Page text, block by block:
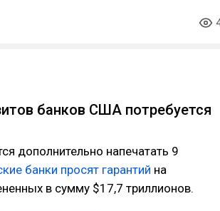
банков США потребуется
дополнительно напечатать 9
банки просят гарантий на
в сумму $17,7 триллионов.